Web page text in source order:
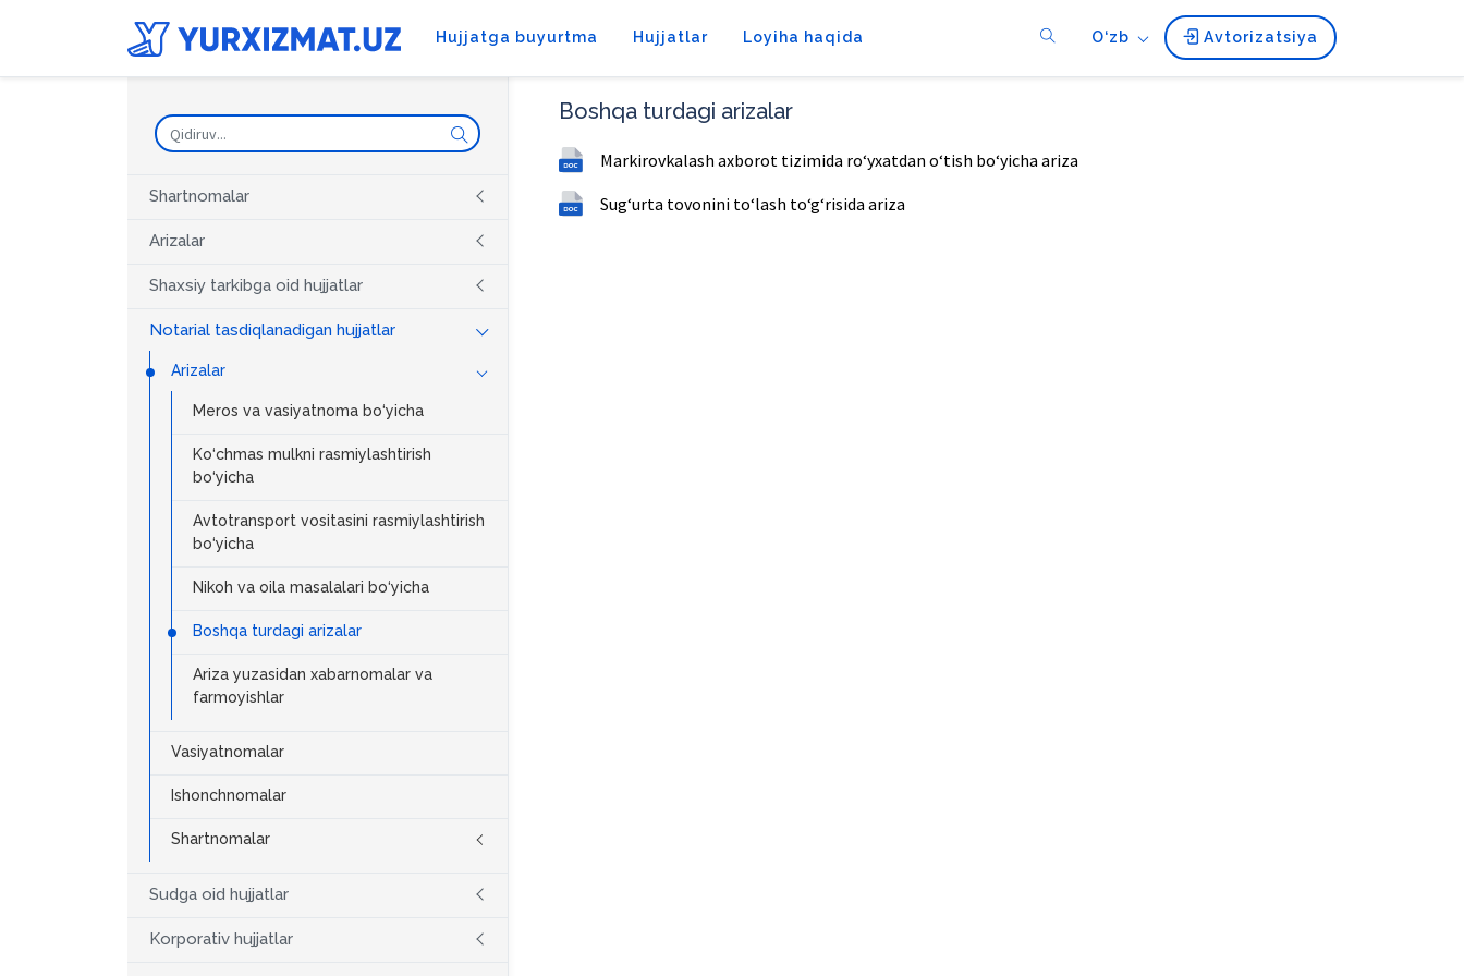
Hujjatga buyurtma Hujjatlar Loyiha haqida O‘zb Avtorizatsiya
Shartnomalar
Arizalar
Shaxsiy tarkibga oid hujjatlar
Notarial tasdiqlanadigan hujjatlar
Arizalar
Meros va vasiyatnoma bo‘yicha
Ko‘chmas mulkni rasmiylashtirish
bo‘yicha
Avtotransport vositasini rasmiylashtirish
bo‘yicha
Nikoh va oila masalalari bo‘yicha
Boshqa turdagi arizalar
Ariza yuzasidan xabarnomalar va
farmoyishlar
Vasiyatnomalar
Ishonchnomalar
Shartnomalar
Sudga oid hujjatlar
Korporativ hujjatlar
Boshqa turdagi arizalar
Markirovkalash axborot tizimida ro‘yxatdan o‘tish bo‘yicha ariza
Sugʻurta tovonini toʻlash toʻgʻrisida ariza